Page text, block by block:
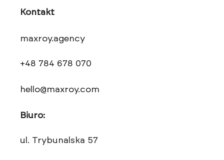
Kontakt
maxroy.agency
+48 784 678 070
hello@maxroy.com
Biuro:
ul. Trybunalska 57